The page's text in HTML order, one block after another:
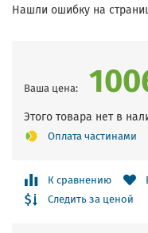
Нашли ошибку на
Ваша цена:
Этого товара нет в
Оплата частинами
К сравнению
Следить за ценой